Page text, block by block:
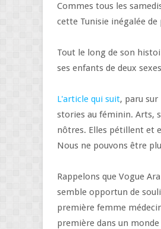
Commes tous les
cette Tunisie inégalée
Tout le long de son
ses enfants de deux
L'article qui suit, paru
stories au féminin. Arts,
nôtres. Elles pétillent et
Nous ne pouvons être
Rappelons que Vogue
semble opportun de
première femme
première dans un